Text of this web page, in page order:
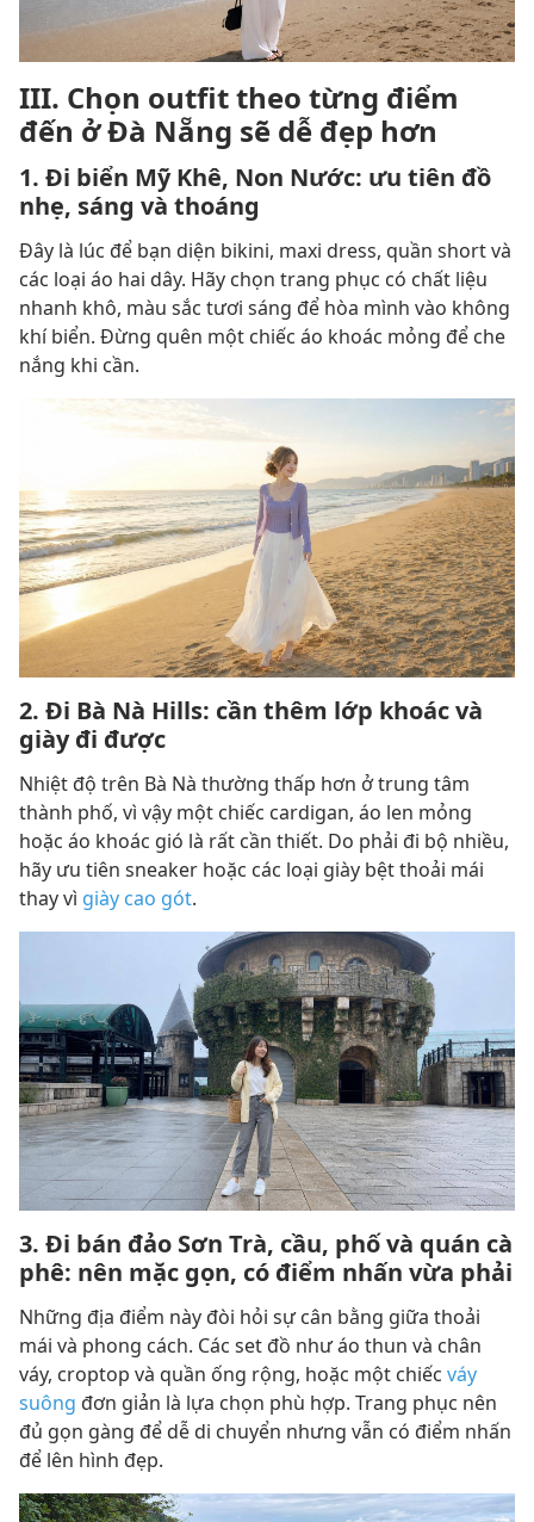
III. Chọn outfit theo từng điểm
đến ở Đà Nẵng sẽ dễ đẹp hơn
1. Đi biển Mỹ Khê, Non Nước: ưu tiên đồ
nhẹ, sáng và thoáng
Đây là lúc để bạn diện bikini, maxi dress, quần short và
các loại áo hai dây. Hãy chọn trang phục có chất liệu
nhanh khô, màu sắc tươi sáng để hòa mình vào không
khí biển. Đừng quên một chiếc áo khoác mỏng để che
nắng khi cần.
2. Đi Bà Nà Hills: cần thêm lớp khoác và
giày đi được
Nhiệt độ trên Bà Nà thường thấp hơn ở trung tâm
thành phố, vì vậy một chiếc cardigan, áo len mỏng
hoặc áo khoác gió là rất cần thiết. Do phải đi bộ nhiều,
hãy ưu tiên sneaker hoặc các loại giày bệt thoải mái
thay vì giày cao gót.
3. Đi bán đảo Sơn Trà, cầu, phố và quán cà
phê: nên mặc gọn, có điểm nhấn vừa phải
Những địa điểm này đòi hỏi sự cân bằng giữa thoải
mái và phong cách. Các set đồ như áo thun và chân
váy, croptop và quần ống rộng, hoặc một chiếc váy
suông đơn giản là lựa chọn phù hợp. Trang phục nên
đủ gọn gàng để dễ di chuyển nhưng vẫn có điểm nhấn
để lên hình đẹp.